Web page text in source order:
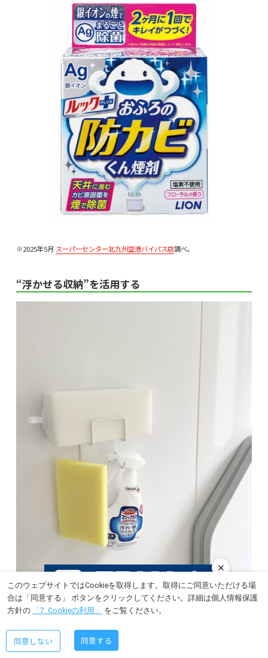
このウェブサイトではCookieを取得します。取得にご同意いただける場
合は「同意する」 ボタンをクリックしてください。詳細は個人情報保護
方針の
「7. Cookieの利用」 をご覧ください。
同意しない 同意する
※2025年5月 スーパーセンター北九州空港バイパス店調べ。
“浮かせる収納”を活用する
出典：みなさんInstagram
浴室内のカウンターや床に、掃除グッズやシャンプーなどを直
接置いておくと、接点にヌメリやカビが発生する